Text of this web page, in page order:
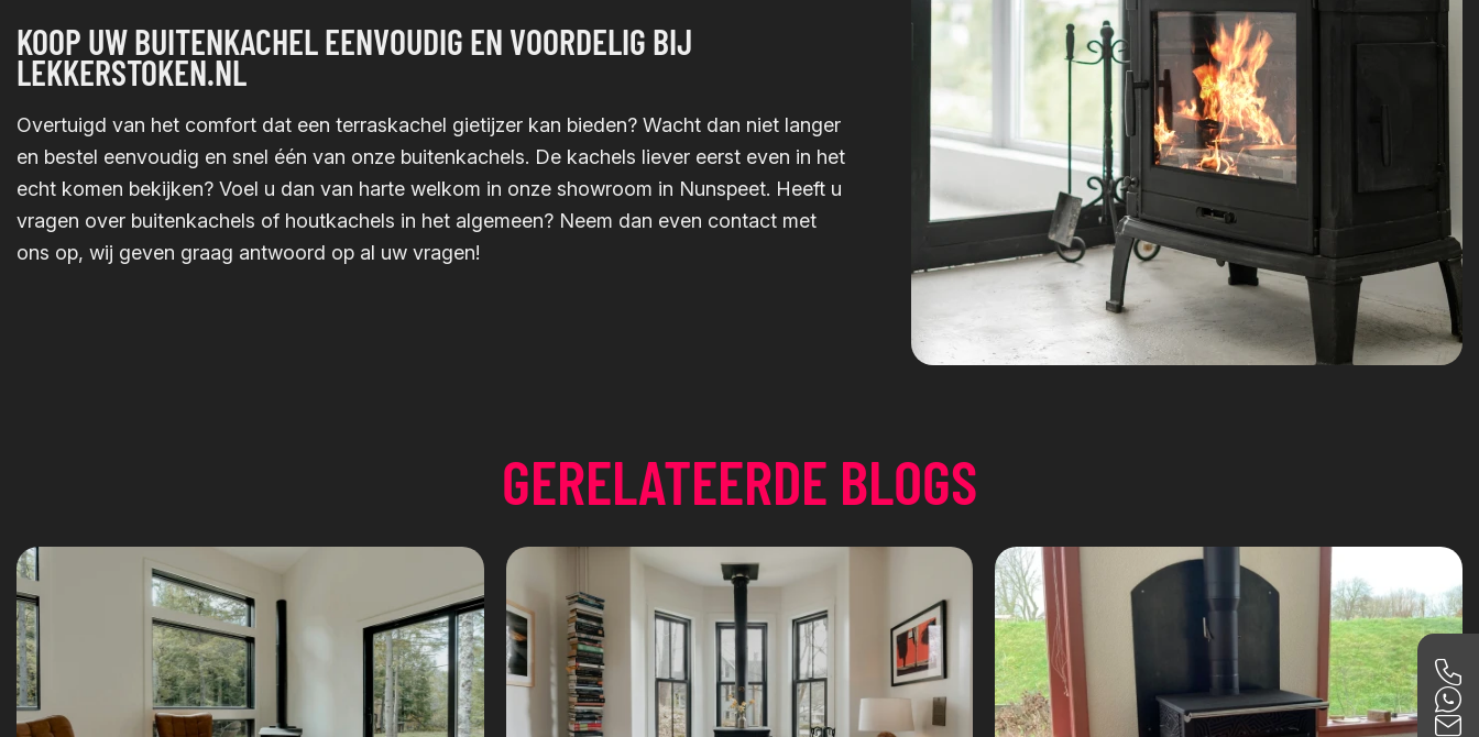
KOOP UW BUITENKACHEL EENVOUDIG EN VOORDELIG BIJ
LEKKERSTOKEN.NL
Overtuigd van het comfort dat een terraskachel gietijzer kan bieden? Wacht dan niet langer
en bestel eenvoudig en snel één van onze buitenkachels. De kachels liever eerst even in het
echt komen bekijken? Voel u dan van harte welkom in onze showroom in Nunspeet. Heeft u
vragen over buitenkachels of houtkachels in het algemeen? Neem dan even contact met
ons op, wij geven graag antwoord op al uw vragen!
GERELATEERDE BLOGS